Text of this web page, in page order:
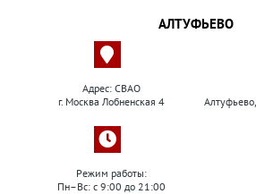
АЛТУФЬЕВО
Адрес: СВАО
г. Москва Лобненская 4
Режим работы:
Пн–Вс: с 9:00 до 21:00